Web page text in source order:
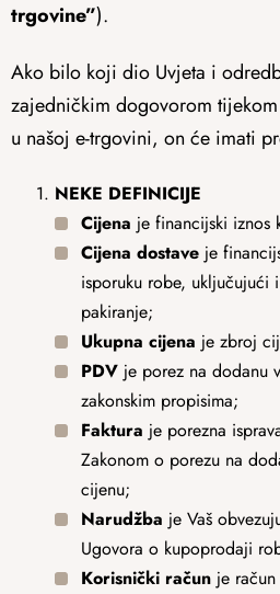
trgovine”).
Ako bilo koji dio Uvjeta i
zajedničkim dogovorom
u našoj e-trgovini, on će imati
NEKE DEFINICIJE
Cijena je financijski
Cijena dostave je
isporuku robe, uključujući
pakiranje;
Ukupna cijena je zbroj
PDV je porez na dodanu
zakonskim propisima;
Faktura je porezna
Zakonom o porezu na
cijenu;
Narudžba je Vaš
Ugovora o kupoprodaji
Korisnički račun je